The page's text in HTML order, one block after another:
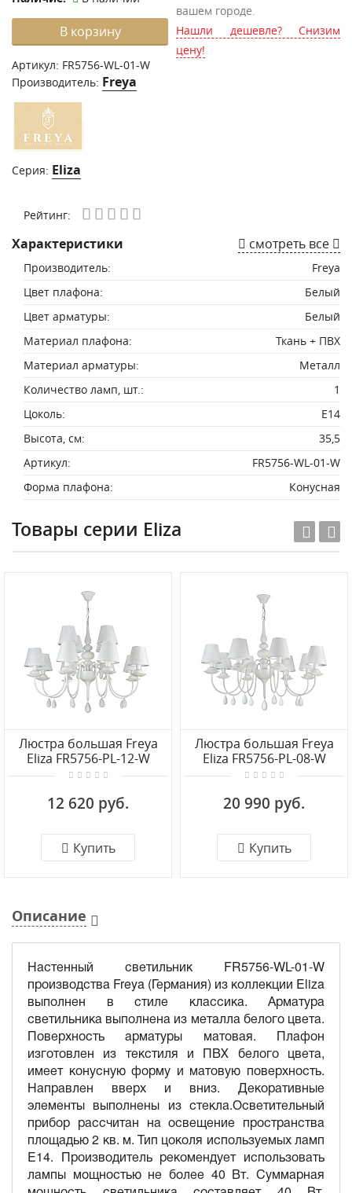
В корзину
Артикул: FR5756-WL-01-W
Производитель: Freya
Серия: Eliza
вашем городе.
Нашли дешевле? Снизим
цену!
Рейтинг:
Характеристики смотреть все
Производитель:
Freya
Цвет плафона:
Белый
Цвет арматуры:
Белый
Материал плафона:
Ткань + ПВХ
Материал арматуры:
Металл
Количество ламп, шт.:
1
Цоколь:
E14
Высота, см:
35,5
Артикул:
FR5756-WL-01-W
Форма плафона:
Конусная
Товары серии Eliza
Люстра большая Freya
Eliza FR5756-PL-12-W
12 620 руб.
Купить
Люстра большая Freya
Eliza FR5756-PL-08-W
20 990 руб.
Купить
Описание
Настенный светильник FR5756-WL-01-W
производства Freya (Германия) из коллекции Eliza
выполнен в стиле классика. Арматура
светильника выполнена из металла белого цвета.
Поверхность арматуры матовая. Плафон
изготовлен из текстиля и ПВХ белого цвета,
имеет конусную форму и матовую поверхность.
Направлен вверх и вниз. Декоративные
элементы выполнены из стекла.Осветительный
прибор рассчитан на освещение пространства
площадью 2 кв. м. Тип цоколя используемых ламп
E14. Производитель рекомендует использовать
лампы мощностью не более 40 Вт. Суммарная